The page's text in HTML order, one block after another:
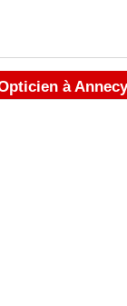
à Annecy